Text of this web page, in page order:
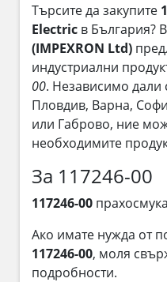
Търсите да закупите
Electric в България? В
(IMPEXRON Ltd)
индустриални
00. Независимо дали
Пловдив, Варна,
или Габрово, ние
необходимите
За 117246-00
117246-00
Ако имате нужда от
117246-00, моля
подробности.